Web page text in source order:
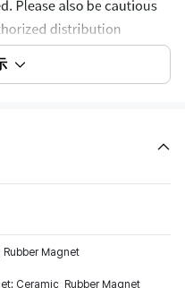
Rubber Magnet
Ceramic, Rubber Magnet